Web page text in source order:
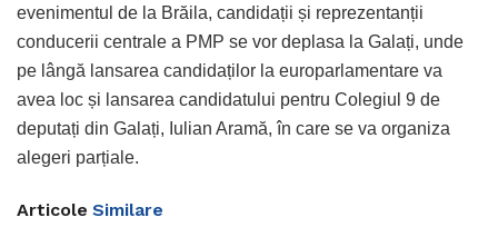
evenimentul de la Brăila, candidații și reprezentanții
conducerii centrale a PMP se vor deplasa la Galați, unde
pe lângă lansarea candidaților la europarlamentare va
avea loc și lansarea candidatului pentru Colegiul 9 de
deputați din Galați, Iulian Aramă, în care se va organiza
alegeri parțiale.
Articole Similare